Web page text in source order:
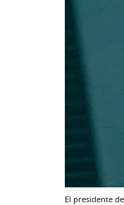
El presidente